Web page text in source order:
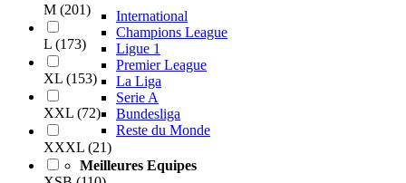
International
Champions League
Ligue 1
Premier League
La Liga
Serie A
Bundesliga
Reste du Monde
Meilleures Equipes
M (201)
L (173)
XL (153)
XXL (72)
XXXL (21)